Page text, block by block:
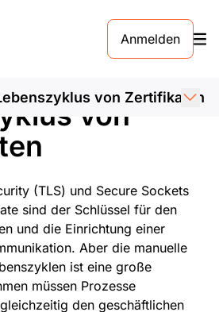
Anmelden
von Zertifikaten
des
von
(TLS) und Secure Sockets
sind der Schlüssel für den
und die Einrichtung einer
Aber die manuelle
ist eine große
müssen Prozesse
den geschäftlichen